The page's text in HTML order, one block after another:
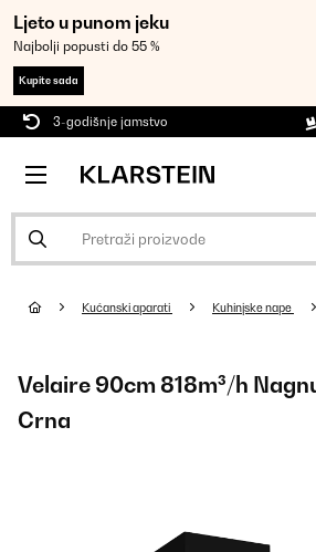
Ljeto u punom jeku
Najbolji popusti do 55 %
Kupite sada
3-godišnje jamstvo
Kućanski aparati Kuhinjske nape
Velaire 90cm 818m³/h
Crna